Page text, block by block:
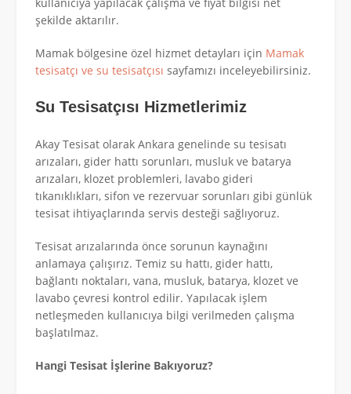
şekilde aktarılır.
Mamak bölgesine özel hizmet detayları için Mamak
tesisatçı ve su tesisatçısı sayfamızı inceleyebilirsiniz.
Su Tesisatçısı Hizmetlerimiz
Akay Tesisat olarak Ankara genelinde su tesisatı
arızaları, gider hattı sorunları, musluk ve batarya
arızaları, klozet problemleri, lavabo gideri
tıkanıklıkları, sifon ve rezervuar sorunları gibi günlük
tesisat ihtiyaçlarında servis desteği sağlıyoruz.
Tesisat arızalarında önce sorunun kaynağını
anlamaya çalışırız. Temiz su hattı, gider hattı,
bağlantı noktaları, vana, musluk, batarya, klozet ve
lavabo çevresi kontrol edilir. Yapılacak işlem
netleşmeden kullanıcıya bilgi verilmeden çalışma
başlatılmaz.
Hangi Tesisat İşlerine Bakıyoruz?